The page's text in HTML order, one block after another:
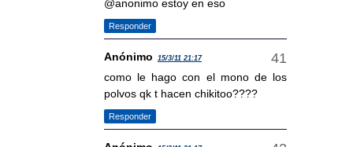
@anonimo estoy en eso
Responder
Anónimo 15/3/11 21:17
como le hago con el mono de los
polvos qk t hacen chikitoo????
Responder